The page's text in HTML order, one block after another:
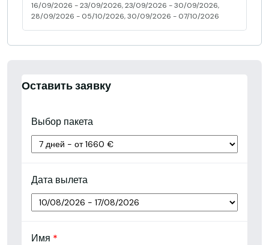
16/09/2026 - 23/09/2026, 23/09/2026 - 30/09/2026,
28/09/2026 - 05/10/2026, 30/09/2026 - 07/10/2026
Оставить заявку
Выбор пакета
Дата вылета
Имя *